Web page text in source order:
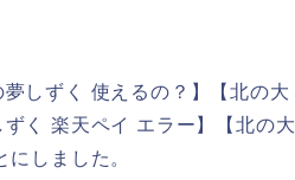
しずく 使えるの？】【北の大
く 楽天ペイ エラー】【北の大
しました。